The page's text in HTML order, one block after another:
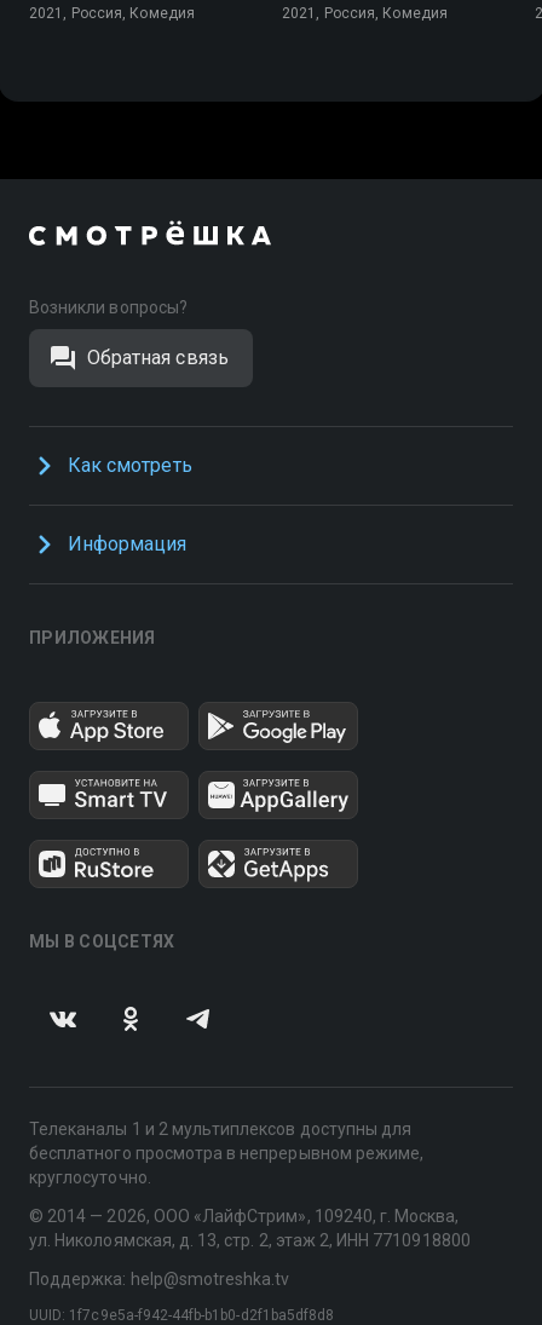
2021, Россия, Комедия 2021, Россия, Комедия
Возникли вопросы?
Обратная связь
Как смотреть
Информация
ПРИЛОЖЕНИЯ
МЫ В СОЦСЕТЯХ
Телеканалы 1 и 2 мультиплексов доступны для
бесплатного просмотра в непрерывном режиме,
круглосуточно.
© 2014 — 2026, ООО «ЛайфСтрим», 109240, г. Москва,
ул. Николоямская, д. 13, стр. 2, этаж 2, ИНН 7710918800
Поддержка: help@smotreshka.tv
UUID: 1f7c9e5a-f942-44fb-b1b0-d2f1ba5df8d8